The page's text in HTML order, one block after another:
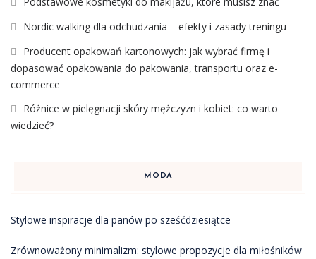
Nordic walking dla odchudzania – efekty i zasady treningu
Producent opakowań kartonowych: jak wybrać firmę i
dopasować opakowania do pakowania, transportu oraz e-
commerce
Różnice w pielęgnacji skóry mężczyzn i kobiet: co warto
wiedzieć?
MODA
Stylowe inspiracje dla panów po sześćdziesiątce
Zrównoważony minimalizm: stylowe propozycje dla miłośników